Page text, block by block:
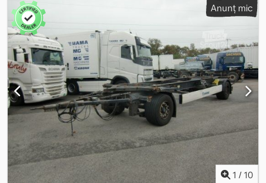
Selectați pachetul distribuitorului Anunț mic
1 / 10